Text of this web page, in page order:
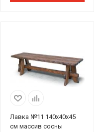
Лавка №11 140х40х45
см массив сосны